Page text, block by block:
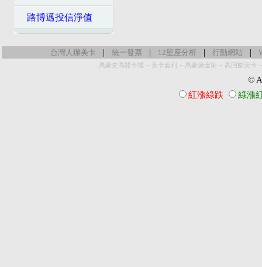
路博邁投信淨值
台灣人辦美卡 | 統一發票 | 12星座分析 | 行動網站 |
萬豪史高開卡禮 - 美卡套利 - 萬豪煉金術 - 高回饋美卡
©
紅漲綠跌
綠漲